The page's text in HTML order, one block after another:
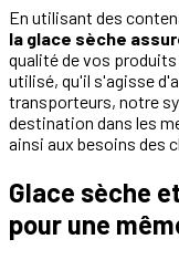
En utilisant des
la glace sèche
qualité de vos produits
utilisé, qu'il s'agisse
transporteurs, notre
destination dans les
ainsi aux besoins des
Glace sèche
pour une